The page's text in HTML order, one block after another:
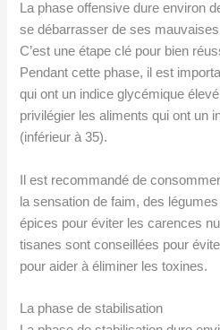
La phase offensive dure environ
se débarrasser de ses
C’est une étape clé pour bien
Pendant cette phase, il est
qui ont un indice glycémique
privilégier les aliments qui ont un
(inférieur à 35).
Il est recommandé de
la sensation de faim, des
épices pour éviter les carences
tisanes sont conseillées pour
pour aider à éliminer les toxines.
La phase de stabilisation